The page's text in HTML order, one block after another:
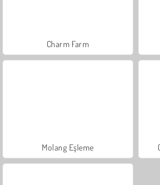
Charm Farm
Molang Eşleme